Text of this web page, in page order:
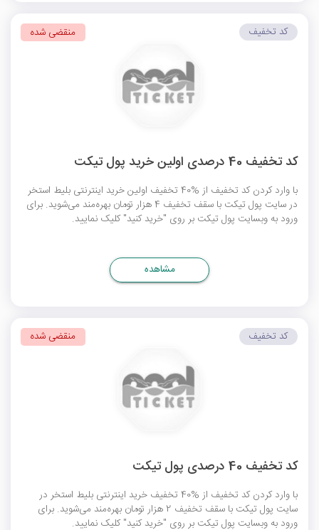
کد تخفیف 40 درصدی اولین خرید پول تیکت
با وارد کردن کد تخفیف از %40 تخفیف اولین خرید اینترنتی بلیط استخر
در سایت پول تیکت با سقف تخفیف 4 هزار تومان بهره‌مند می‌شوید. برای
ورود به وبسایت پول تیکت بر روی "خرید کنید" کلیک نمایید.
کد تخفیف منقضی شده
مشاهده
کد تخفیف 40 درصدی پول تیکت
با وارد کردن کد تخفیف از %40 تخفیف خرید اینترنتی بلیط استخر در
سایت پول تیکت با سقف تخفیف 2 هزار تومان بهره‌مند می‌شوید. برای
ورود به وبسایت پول تیکت بر روی "خرید کنید" کلیک نمایید.
کد تخفیف منقضی شده